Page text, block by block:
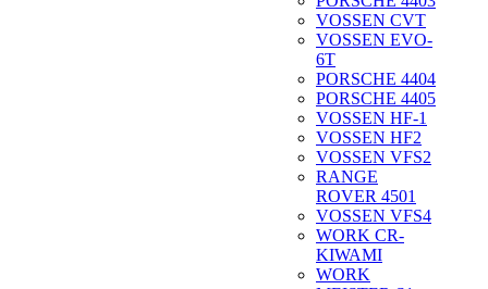
VOSSEN CVT
VOSSEN EVO-
6T
PORSCHE 4404
PORSCHE 4405
VOSSEN HF-1
VOSSEN HF2
VOSSEN VFS2
RANGE
ROVER 4501
VOSSEN VFS4
WORK CR-
KIWAMI
WORK